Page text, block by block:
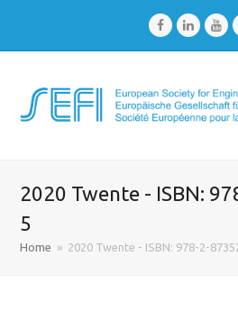
Facebook
2020 Twente - ISBN:
5
Home » 2020 Twente - ISBN: 978-2-